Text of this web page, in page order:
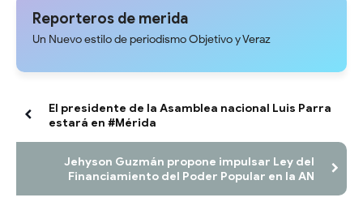
Reporteros de merida
Un Nuevo estilo de periodismo Objetivo y Veraz
El presidente de la Asamblea nacional Luis Parra
estará en #Mérida
Jehyson Guzmán propone impulsar Ley del
Financiamiento del Poder Popular en la AN